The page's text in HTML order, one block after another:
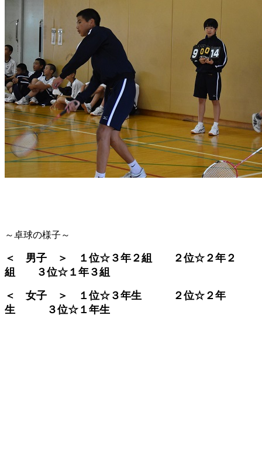
～卓球の様子～
＜ 男子 ＞ １位☆３年２組 ２位☆２年２
組 ３位☆１年３組
＜ 女子 ＞ １位☆３年生 ２位☆２年
生 ３位☆１年生